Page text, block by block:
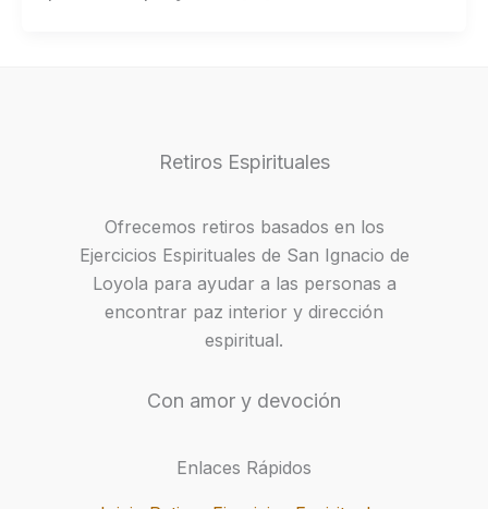
Retiros Espirituales
Ofrecemos retiros basados en los
Ejercicios Espirituales de San Ignacio de
Loyola para ayudar a las personas a
encontrar paz interior y dirección
espiritual.
Con amor y devoción
Enlaces Rápidos